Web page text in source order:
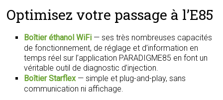
Optimisez votre passage à l’E85
Boîtier éthanol WiFi — ses très nombreuses capacités
de fonctionnement, de réglage et d’information en
temps réel sur l’application PARADIGME85 en font un
véritable outil de diagnostic d’injection.
Boîtier Starflex— simple et plug-and-play, sans
communication ni affichage.